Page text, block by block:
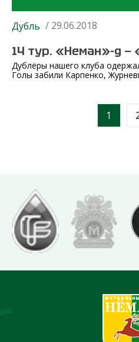
Дубль / 29.06.2018
14 тур. «Неман»-д —
Дублёры нашего клуба
Голы забили Карпенко,
1